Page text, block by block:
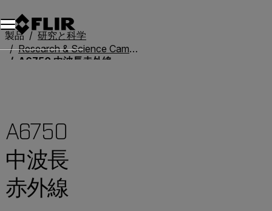
製品
研究と科学
Research & Science Cameras
A6750 中波長赤外線
A6750
中波長
赤外線